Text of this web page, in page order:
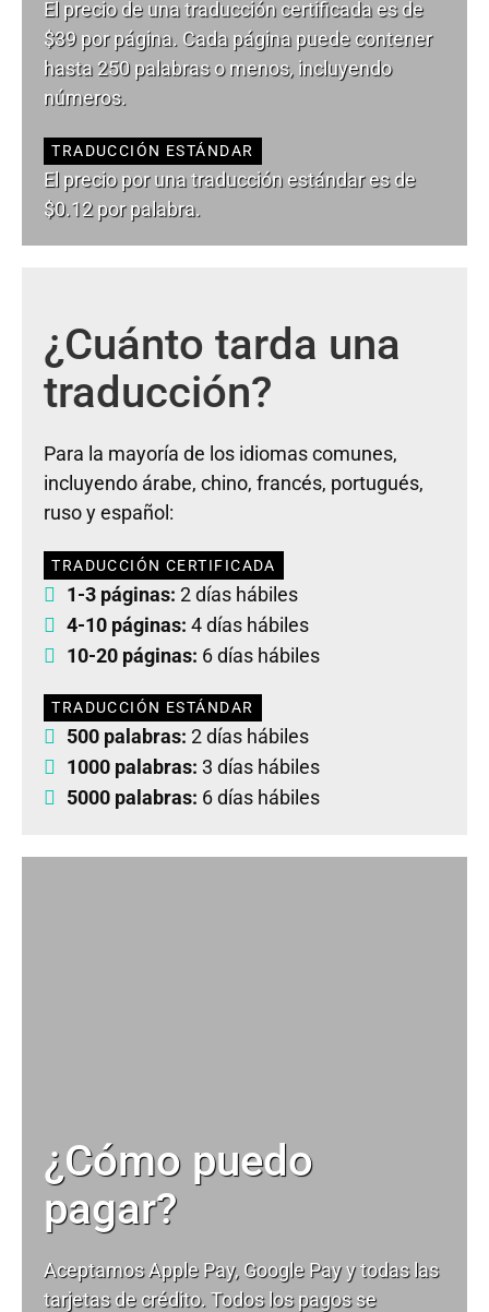
El precio de una traducción certificada es de
$39 por página. Cada página puede contener
hasta 250 palabras o menos, incluyendo
números.
TRADUCCIÓN ESTÁNDAR
El precio por una traducción estándar es de
$0.12 por palabra.
¿Cuánto tarda una
traducción?
Para la mayoría de los idiomas comunes,
incluyendo árabe, chino, francés, portugués,
ruso y español:
TRADUCCIÓN CERTIFICADA
1-3 páginas: 2 días hábiles
4-10 páginas: 4 días hábiles
10-20 páginas: 6 días hábiles
TRADUCCIÓN ESTÁNDAR
500 palabras: 2 días hábiles
1000 palabras: 3 días hábiles
5000 palabras: 6 días hábiles
¿Cómo puedo
pagar?
Aceptamos Apple Pay, Google Pay y todas las
tarjetas de crédito. Todos los pagos se